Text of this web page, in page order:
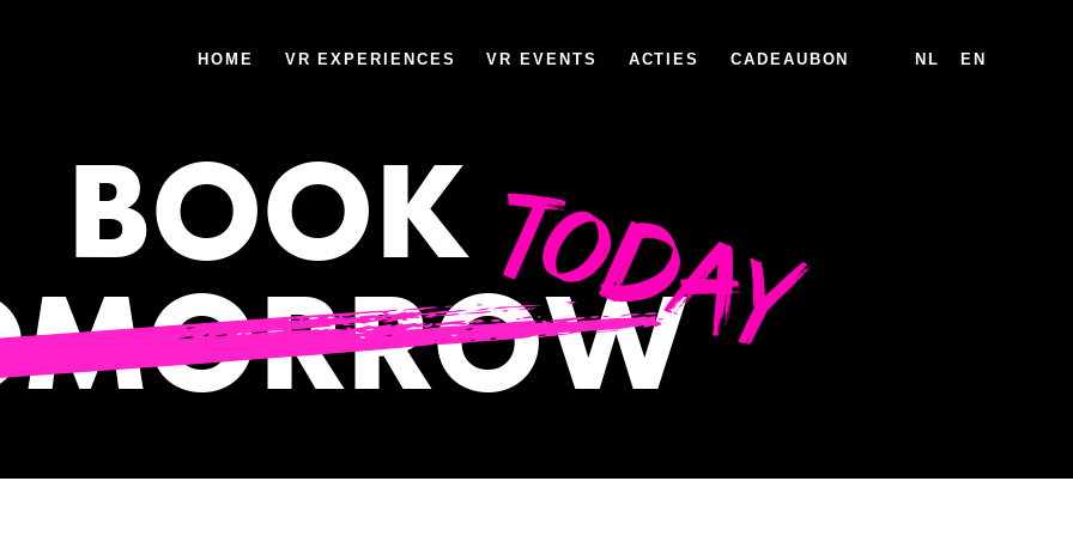
HOME VR EXPERIENCES VR EVENTS ACTIES CADEAUBON NL EN
BOOKTODAY